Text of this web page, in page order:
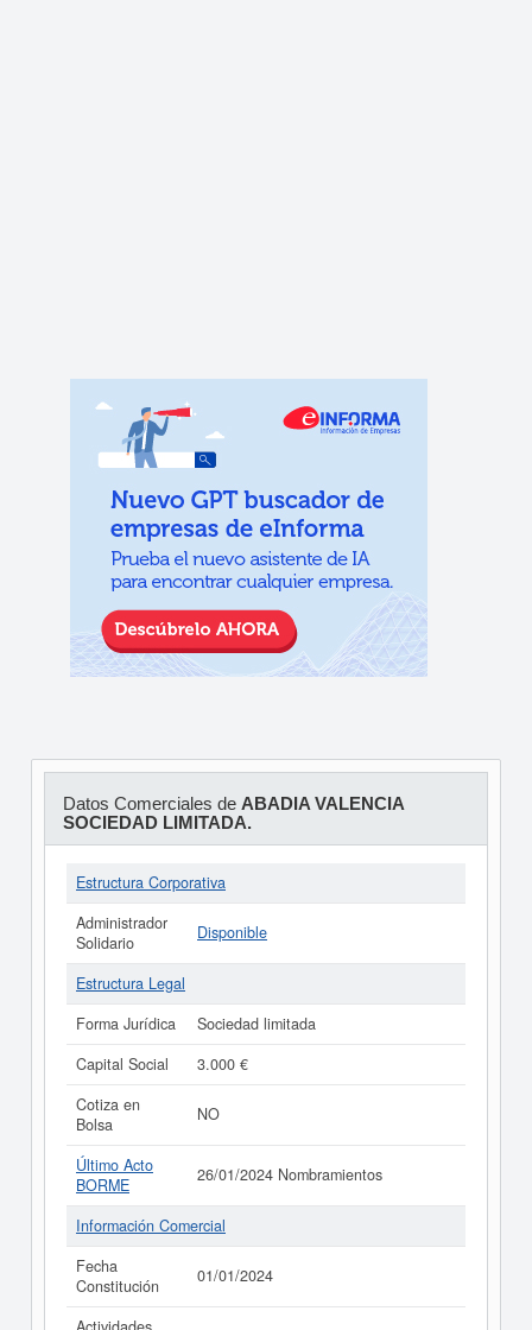
Datos Comerciales de ABADIA VALENCIA
SOCIEDAD LIMITADA.
Estructura Corporativa
Administrador
Solidario
Disponible
Estructura Legal
Forma Jurídica
Sociedad limitada
Capital Social
3.000 €
Cotiza en
Bolsa
NO
Último Acto
BORME
26/01/2024 Nombramientos
Información Comercial
Fecha
Constitución
01/01/2024